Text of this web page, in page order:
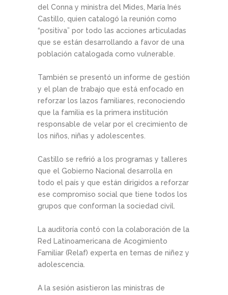
del Conna y ministra del Mides, María Inés
Castillo, quien catalogó la reunión como
“positiva” por todo las acciones articuladas
que se están desarrollando a favor de una
población catalogada como vulnerable.
También se presentó un informe de gestión
y el plan de trabajo que está enfocado en
reforzar los lazos familiares, reconociendo
que la familia es la primera institución
responsable de velar por el crecimiento de
los niños, niñas y adolescentes.
Castillo se refirió a los programas y talleres
que el Gobierno Nacional desarrolla en
todo el país y que están dirigidos a reforzar
ese compromiso social que tiene todos los
grupos que conforman la sociedad civil.
La auditoría contó con la colaboración de la
Red Latinoamericana de Acogimiento
Familiar (Relaf) experta en temas de niñez y
adolescencia.
A la sesión asistieron las ministras de